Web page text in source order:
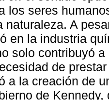
los seres
naturaleza. A
en la industria
solo contribuyó
de
a la creación de
de